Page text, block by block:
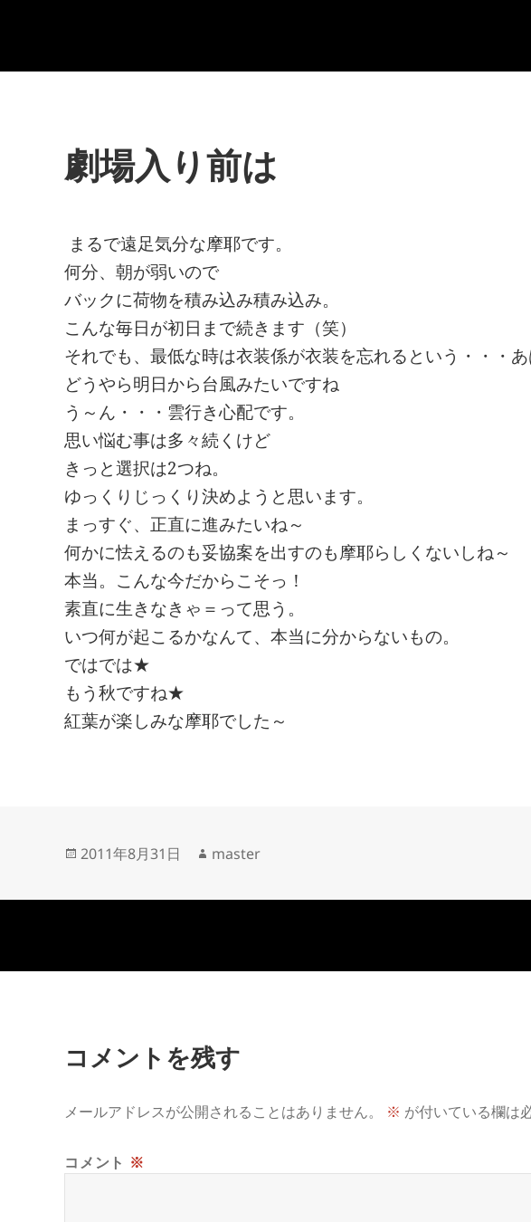
劇場入り前は
まるで遠足気分な摩耶です。
何分、朝が弱いので
バックに荷物を積み込み積み込み。
こんな毎日が初日まで続きます（笑）
それでも、最低な時は衣装係が衣装を忘れるという・・・
どうやら明日から台風みたいですね
う～ん・・・雲行き心配です。
思い悩む事は多々続くけど
きっと選択は2つね。
ゆっくりじっくり決めようと思います。
まっすぐ、正直に進みたいね～
何かに怯えるのも妥協案を出すのも摩耶らしくないしね～
本当。こんな今だからこそっ！
素直に生きなきゃ＝って思う。
いつ何が起こるかなんて、本当に分からないもの。
ではでは★
もう秋ですね★
紅葉が楽しみな摩耶でした～
投
日:
2011年8月31日
作
者
master
コメントを残す
メールアドレスが公開されることはありません。 ※ が付いている欄は
コメント ※